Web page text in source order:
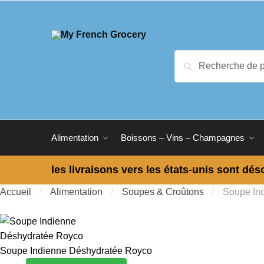
Recherche
Alimentation Boissons – Vins – Champagnes
les livraisons vers les états-unis sont
Accueil / Alimentation / Soupes & Croûtons / Soupe
Soupe Indienne Déshydratée Royco